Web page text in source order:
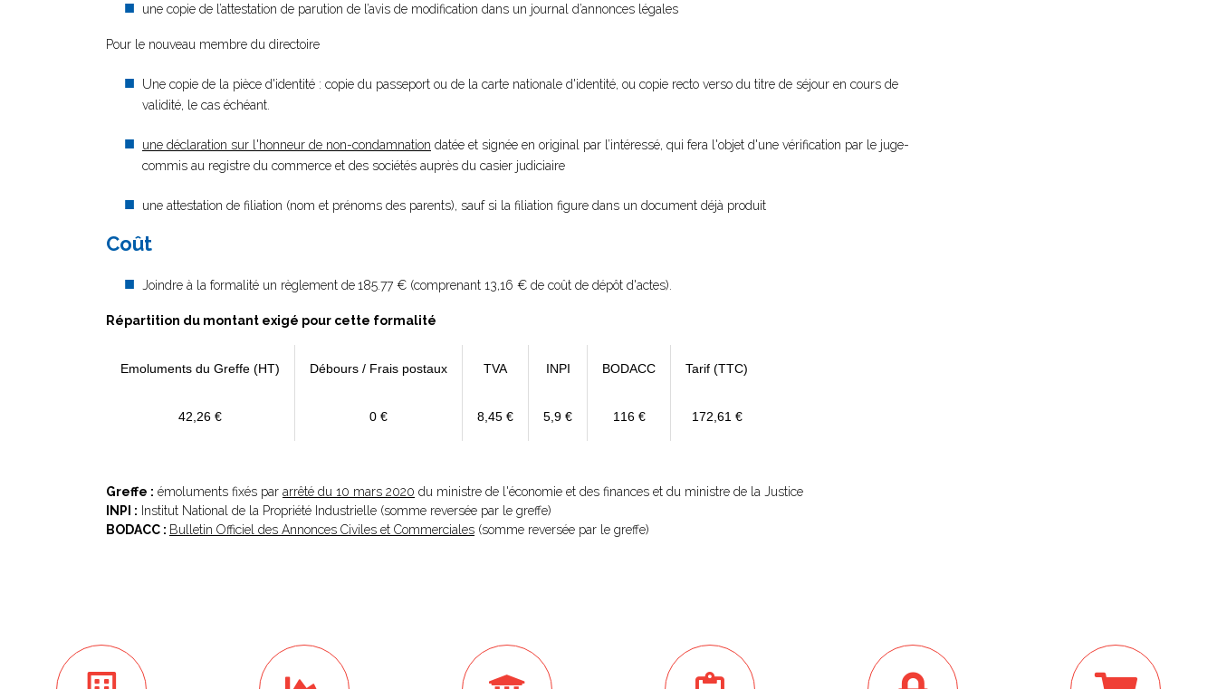
une copie de l’attestation de parution de l’avis de modification dans un journal d’annonces légales
Pour le nouveau membre du directoire
Une copie de la pièce d'identité : copie du passeport ou de la carte nationale d'identité, ou copie recto verso du titre de séjour en cours de
validité, le cas échéant.
une déclaration sur l'honneur de non-condamnation datée et signée en original par l’intéressé, qui fera l'objet d'une vérification par le juge-
commis au registre du commerce et des sociétés auprès du casier judiciaire
une attestation de filiation (nom et prénoms des parents), sauf si la filiation figure dans un document déjà produit
Coût
Joindre à la formalité un règlement de185.77 € (comprenant 13,16 € de coût de dépôt d'actes).
Répartition du montant exigé pour cette formalité
Emoluments du Greffe (HT) Débours / Frais postaux TVA INPI BODACC Tarif (TTC)
42,26 € 0 € 8,45 € 5,9 € 116 € 172,61 €
Greffe : émoluments fixés par arrêté du 10 mars 2020 du ministre de l'économie et des finances et du ministre de la Justice
INPI : Institut National de la Propriété Industrielle (somme reversée par le greffe)
BODACC : Bulletin Officiel des Annonces Civiles et Commerciales (somme reversée par le greffe)